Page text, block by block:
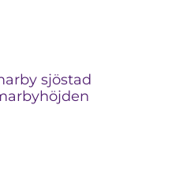
sjöstad